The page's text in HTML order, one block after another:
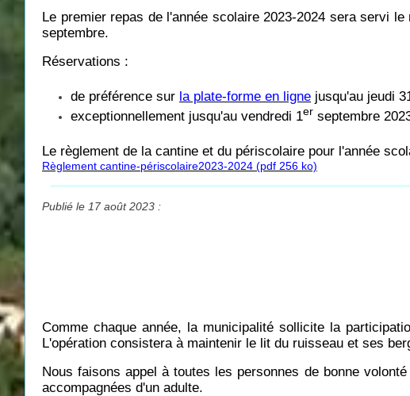
Le premier repas de l'année scolaire 2023-2024 sera servi le
septembre.
Réservations :
de préférence sur la plate-forme en ligne jusqu'au jeudi
exceptionnellement jusqu'au vendredi 1er septembre
Le règlement de la cantine et du périscolaire pour l'année
Règlement cantine-périscolaire2023-2024 (pdf 256 ko)
Publié le 17 août 2023 :
Comme chaque année, la municipalité sollicite la
L'opération consistera à maintenir le lit du ruisseau et ses
Nous faisons appel à toutes les personnes de bonne
accompagnées d'un adulte.